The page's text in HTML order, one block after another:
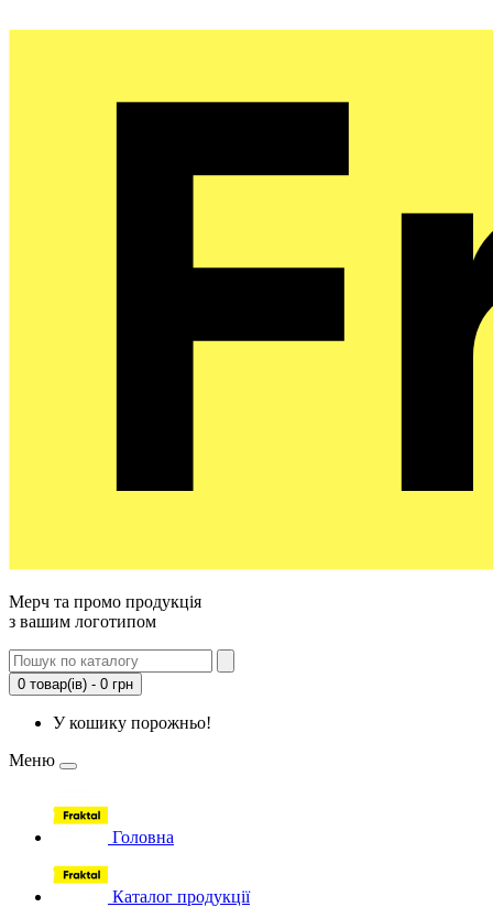
Мерч та промо продукція
з вашим логотипом
0 товар(ів) - 0 грн
У кошику порожньо!
Меню
Головна
Каталог продукції